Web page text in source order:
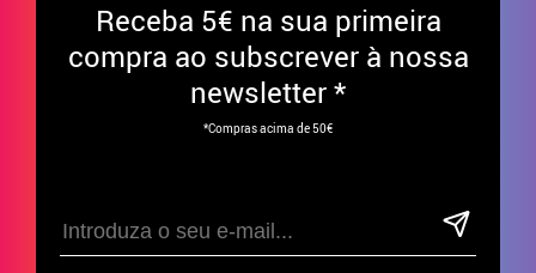
Receba 5€ na sua primeira
compra ao subscrever à nossa
newsletter *
*Compras acima de 50€